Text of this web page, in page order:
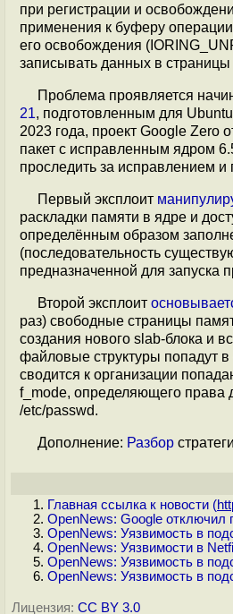
при регистрации и
применения к буферу
его освобождения
записывать данных в
Проблема проявляется
21, подготовленным для
2023 года, проект Google Zero
пакет с исправленным ядром
проследить за исправлением
Первый эксплоит
раскладки памяти в ядре и
определённым образом
(последовательность
предназначенной для запуска
Второй эксплоит
раз) свободные страницы
создания нового slab-блока и
файловые структуры попадут
сводится к организации
f_mode, определяющего права
/etc/passwd.
Дополнение: Разбор
Главная ссылка к новости (
OpenNews: Google отключил
OpenNews: Уязвимость в
OpenNews: Уязвимости в
OpenNews: Уязвимость в
OpenNews: Уязвимость в
Лицензия: CC BY 3.0